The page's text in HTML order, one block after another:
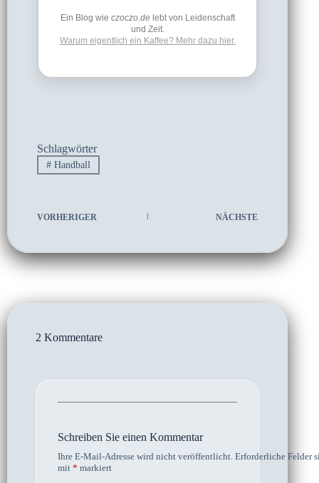
Ein Blog wie czoczo.delebt von Leidenschaft
und Zeit.
Warum eigentlich ein Kaffee? Mehr dazu hier.
Schlagwörter
#Handball
VORHERIGER NÄCHSTE
2 Kommentare
Schreiben Sie einen Kommentar
Ihre E-Mail-Adresse wird nicht veröffentlicht. Erforderliche Felder
mit * markiert